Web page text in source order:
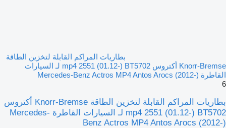
بطاريات المراكم القابلة لتخزين الطاقة
Knorr-Bremse أكتروس mp4 2551 (01.12-) BT5702 لـ السيارات
القاطرة Mercedes-Benz Actros MP4 Antos Arocs (2012-)
6
بطاريات المراكم القابلة لتخزين الطاقة Knorr-Bremse أكتروس
mp4 2551 (01.12-) BT5702 لـ السيارات القاطرة Mercedes-
Benz Actros MP4 Antos Arocs (2012-)